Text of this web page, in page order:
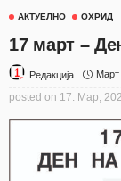
АКТУЕЛНО ОХРИД
17 март –
Редакција Март
posted on 17. Мар,